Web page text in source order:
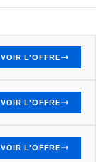
VOIR L'OFFRE
VOIR L'OFFRE
VOIR L'OFFRE